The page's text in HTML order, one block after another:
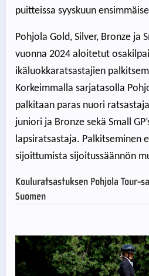
puitteissa syyskuun
Pohjola Gold, Silver, Bronze ja
vuonna 2024 aloitetut
ikäluokkaratsastajien
Korkeimmalla sarjatasolla
palkitaan paras nuori
juniori ja Bronze sekä Small
lapsiratsastaja. Palkitseminen
sijoittumista sijoitussäännön
Kouluratsastuksen Pohjola Tour-
Suomen